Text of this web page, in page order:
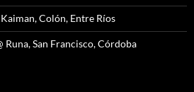
Colón, Entre Ríos
Runa, San Francisco, Córdoba